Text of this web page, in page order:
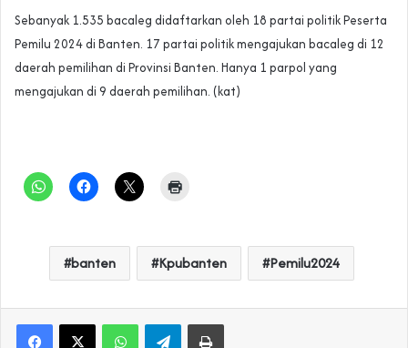
Sebanyak 1.535 bacaleg didaftarkan oleh 18 partai politik Peserta
Pemilu 2024 di Banten. 17 partai politik mengajukan bacaleg di 12
daerah pemilihan di Provinsi Banten. Hanya 1 parpol yang
mengajukan di 9 daerah pemilihan. (kat)
banten Kpubanten Pemilu2024
WhatsAppTelegramPrint